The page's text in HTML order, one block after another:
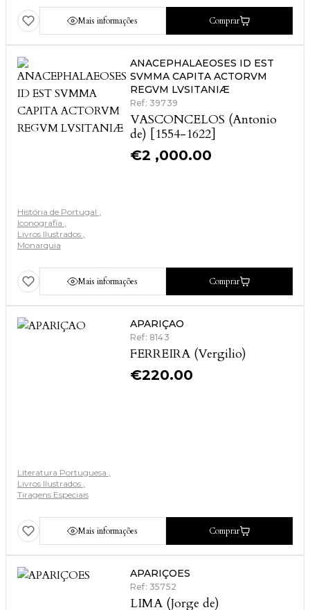
Mais informações Comprar
ANACEPHALAEOSES ID EST
SVMMA CAPITA ACTORVM
REGVM LVSITANIÆ
Ref: 39739
VASCONCELOS (Antonio
de) [1554-1622]
€2 ,000.00
História de Portugal
Iconografia
Livros Ilustrados
Monarquia
Mais informações Comprar
APARIÇAO
Ref: 8143
FERREIRA (Vergilio)
€220.00
Literatura Portuguesa
Livros Ilustrados
Tiragens Especiais
Mais informações Comprar
APARIÇOES
Ref: 35752
LIMA (Jorge de)